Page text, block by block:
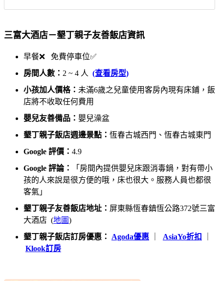
三富大酒店－墾丁親子友善飯店資訊
早餐❌ 免費停車位✅
房間人數： 2 ~ 4 人 (查看房型)
小孩加人價格： 未滿6歲之兒童使用客房內現有床鋪，飯
店將不收取任何費用
嬰兒友善備品： 嬰兒澡盆
墾丁親子飯店週邊景點： 恆春古城西門、恆春古城東門
Google 評價： 4.9
Google 評論：
「房間內提供嬰兒床跟消毒鍋，對有帶小
孩的人來說是很方便的哦，床也很大。服務人員也都很
客氣」
墾丁親子友善飯店地址： 屏東縣恆春鎮恆公路372號三富
大酒店 (地圖)
墾丁親子飯店訂房優惠： Agoda優惠 AsiaYo折扣
Klook訂房